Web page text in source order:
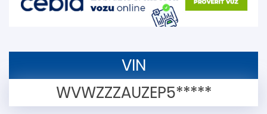
VIN
WVWZZZAUZEP5*****